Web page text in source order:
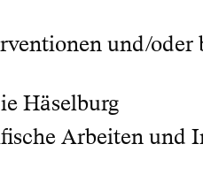
und/
Häselburg
Arbeiten und